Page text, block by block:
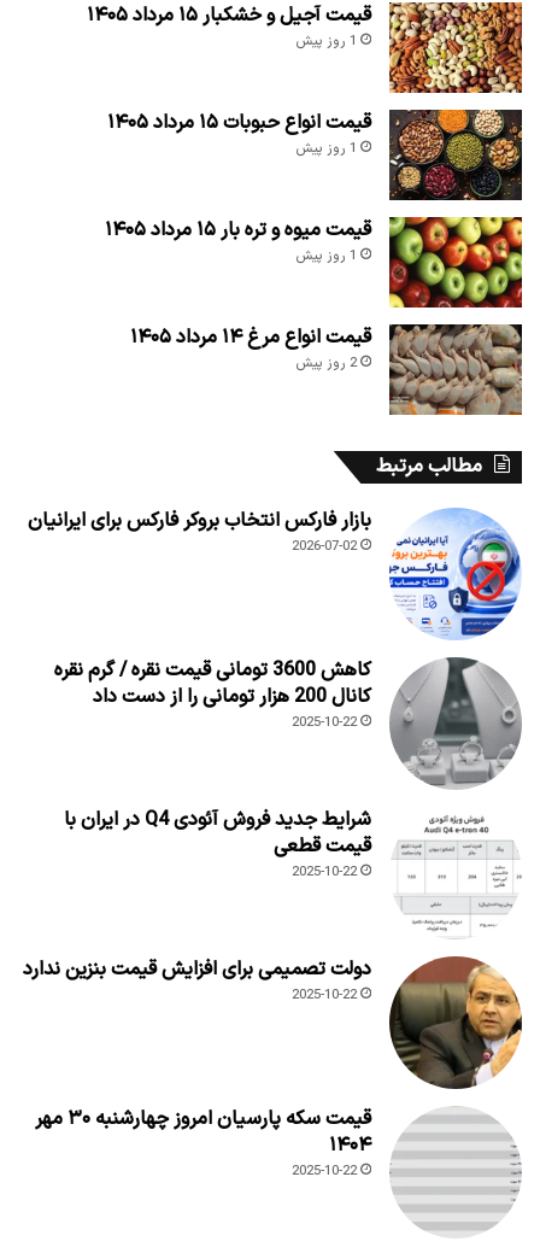
قیمت آجیل و خشکبار ۱۵ مرداد ۱۴۰۵
1 روز پیش
قیمت انواع حبوبات ۱۵ مرداد ۱۴۰۵
1 روز پیش
قیمت میوه و تره بار ۱۵ مرداد ۱۴۰۵
1 روز پیش
قیمت انواع مرغ ۱۴ مرداد ۱۴۰۵
2 روز پیش
مطالب مرتبط
بازار فارکس انتخاب بروکر فارکس برای ایرانیان
2026-07-02
کاهش 3600 تومانی قیمت نقره / گرم نقره
کانال 200 هزار تومانی را از دست داد
2025-10-22
شرایط جدید فروش آئودی Q4 در ایران با
قیمت قطعی
2025-10-22
دولت تصمیمی برای افزایش قیمت بنزین ندارد
2025-10-22
قیمت سکه پارسیان امروز چهارشنبه ۳۰ مهر
۱۴۰۴
2025-10-22